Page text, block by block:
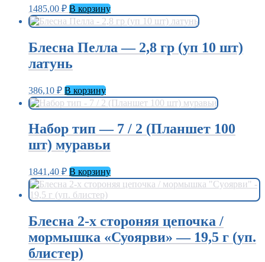
1485,00 ₽ В корзину
Блесна Пелла — 2,8 гр (уп 10 шт)
латунь
386,10 ₽ В корзину
Набор тип — 7 / 2 (Планшет 100
шт) муравьи
1841,40 ₽ В корзину
Блесна 2-х стороняя цепочка /
мормышка «Суоярви» — 19,5 г (уп.
блистер)